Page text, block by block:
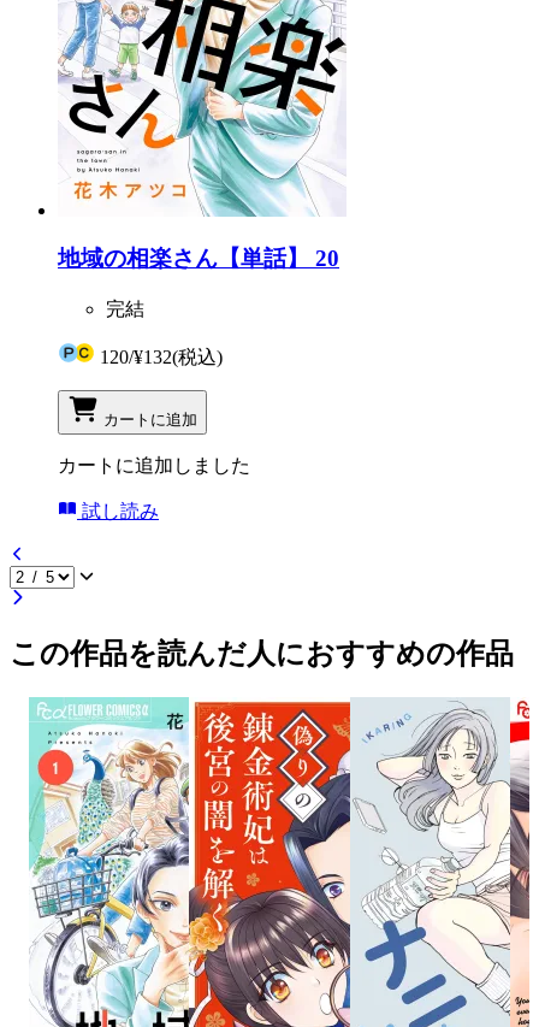
地域の相楽さん【単話】 20
完結
120/¥132(税込)
カートに追加
カートに追加しました
試し読み
この作品を読んだ人におすすめの作品